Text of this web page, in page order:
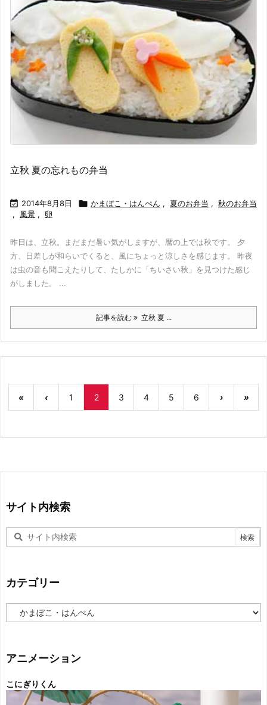
立秋 夏の忘れもの弁当
 2014年8月8日  かまぼこ・はんぺん , 夏のお弁当 , 秋のお弁当
,
風景 , 卵
昨日は、立秋。まだまだ暑い気がしますが、暦の上では秋です。 夕
方、日差しが和らいでくると、風にちょっと涼しさを感じます。 昨夜
は虫の音も聞こえたりして、たしかに「ちいさい秋」を見つけた感じ
がしました。 ...
記事を読む 立秋 夏 ...
« ‹ 1 2 3 4 5 6 › »
サイト内検索
カテゴリー
ー
アニメーション
こにぎりくん